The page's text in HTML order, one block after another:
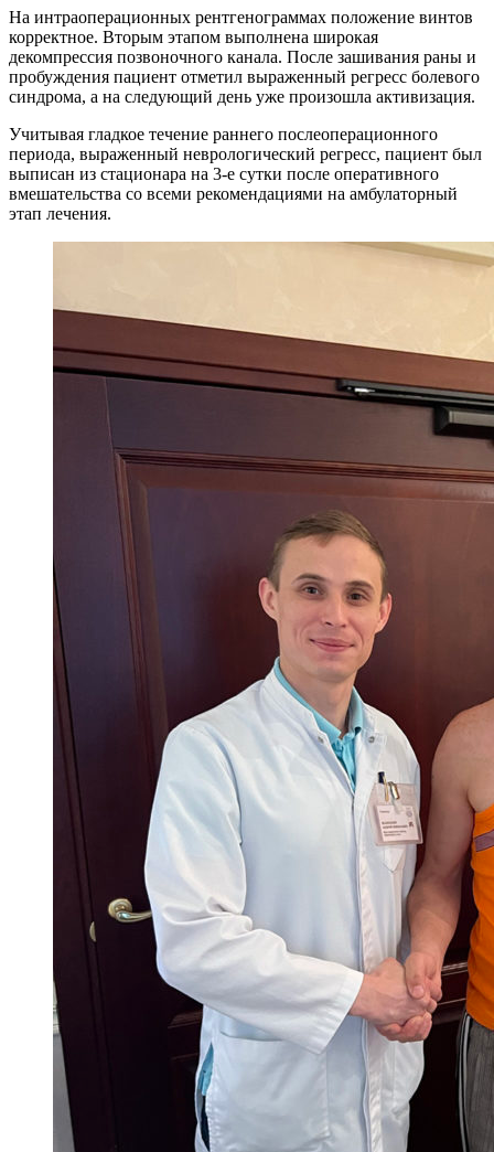
На интраоперационных рентгенограммах положение винтов
корректное. Вторым этапом выполнена широкая
декомпрессия позвоночного канала. После зашивания раны и
пробуждения пациент отметил выраженный регресс болевого
синдрома, а на следующий день уже произошла активизация.
Учитывая гладкое течение раннего послеоперационного
периода, выраженный неврологический регресс, пациент был
выписан из стационара на 3-е сутки после оперативного
вмешательства со всеми рекомендациями на амбулаторный
этап лечения.